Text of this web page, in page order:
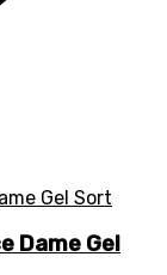
Dame Gel